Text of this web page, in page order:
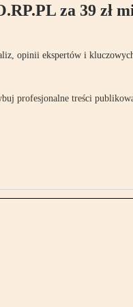
za 39 zł
opinii ekspertów i
profesjonalne treści